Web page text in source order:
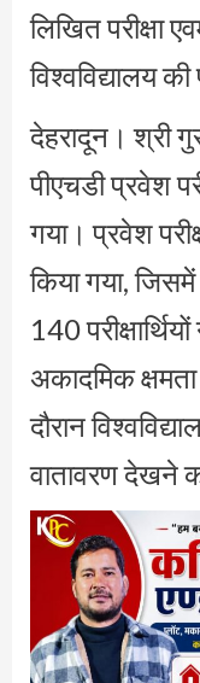
लिखित परीक्षा
विश्वविद्यालय
देहरादून। श्री
पीएचडी प्रवेश
गया। प्रवेश
किया गया,
140
अकादमिक क्षमता
दौरान
वातावरण देखने